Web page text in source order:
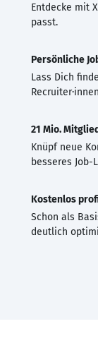
Entdecke mit
passt.
Persönliche
Lass Dich
21 Mio.
Knüpf neue
besseres Job-
Kostenlos
Schon als
deutlich